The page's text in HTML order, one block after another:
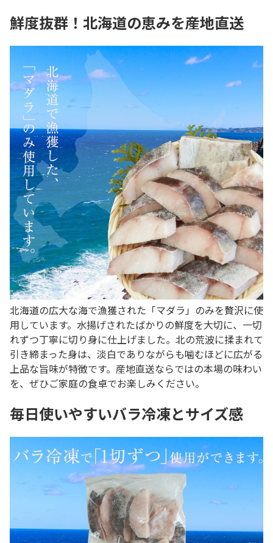
鮮度抜群！北海道の恵みを産地直送
北海道の広大な海で漁獲された「マダラ」のみを贅沢に使
用しています。水揚げされたばかりの鮮度を大切に、一切
れずつ丁寧に切り身に仕上げました。北の荒波に揉まれて
引き締まった身は、淡白でありながらも噛むほどに広がる
上品な旨味が特徴です。産地直送ならではの本場の味わい
を、ぜひご家庭の食卓でお楽しみください。
毎日使いやすいバラ冷凍とサイズ感